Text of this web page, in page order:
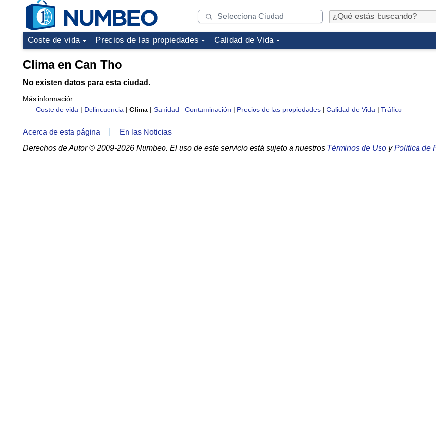
Coste de vida Precios de las propiedades Calidad de Vida
Clima en Can Tho
No existen datos para esta ciudad.
Más información:
Coste de vida | Delincuencia | Clima | Sanidad | Contaminación | Precios de las propiedades | Calidad de Vida | Tráfico
Acerca de esta página
En las Noticias
Derechos de Autor © 2009-2026 Numbeo. El uso de este servicio está sujeto a nuestros Términos de Uso yPolítica de